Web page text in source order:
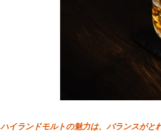
ハイランドモルトの魅力は、バランスがと